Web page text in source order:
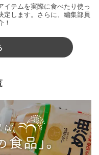
テムを実際に食べたり使っ
定します。さらに、編集部員
！